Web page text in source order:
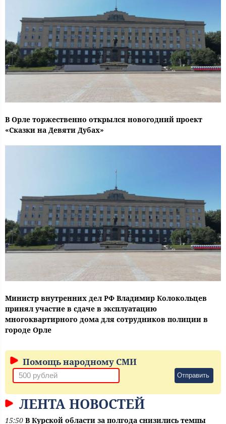
В Орле торжественно открылся новогодний проект
«Сказки на Девяти Дубах»
Министр внутренних дел РФ Владимир Колокольцев
принял участие в сдаче в эксплуатацию
многоквартирного дома для сотрудников полиции в
городе Орле
Помощь народному СМИ
Отправить
ЛЕНТА НОВОСТЕЙ
15:50 В Курской области за полгода снизились темпы